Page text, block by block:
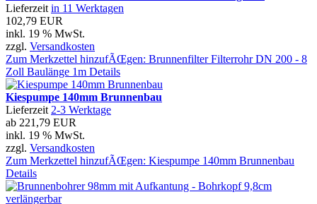
Lieferzeit in 11 Werktagen
102,79 EUR
inkl. 19 % MwSt.
zzgl. Versandkosten
Zum Merkzettel hinzufÃŒgen: Brunnenfilter Filterrohr DN 200 - 8
Zoll Baulänge 1m Details
Kiespumpe 140mm Brunnenbau
Lieferzeit 2-3 Werktage
ab 221,79 EUR
inkl. 19 % MwSt.
zzgl. Versandkosten
Zum Merkzettel hinzufÃŒgen: Kiespumpe 140mm Brunnenbau
Details